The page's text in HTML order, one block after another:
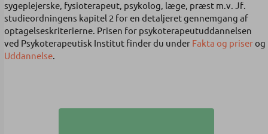
sygeplejerske, fysioterapeut, psykolog, læge, præst m.v. Jf.
studieordningens kapitel 2 for en detaljeret gennemgang af
optagelseskriterierne. Prisen for psykoterapeutuddannelsen
ved Psykoterapeutisk Institut finder du under Fakta og priserog
Uddannelse.